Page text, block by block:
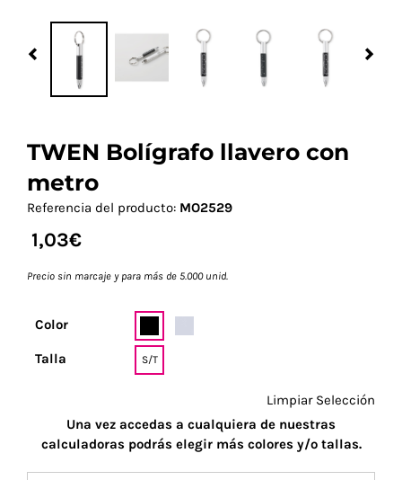
Previous
TWEN Bolígrafo llavero con
metro
Referencia del producto: MO2529
1,03€
Precio sin marcaje y para más de 5.000 unid.
Color
Talla S/T
Limpiar Selección
Una vez accedas a cualquiera de nuestras
calculadoras podrás elegir más colores y/o tallas.